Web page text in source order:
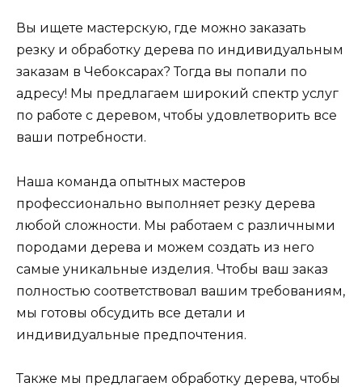
Вы ищете мастерскую, где можно заказать
резку и обработку дерева по индивидуальным
заказам в Чебоксарах? Тогда вы попали по
адресу! Мы предлагаем широкий спектр услуг
по работе с деревом, чтобы удовлетворить все
ваши потребности.
Наша команда опытных мастеров
профессионально выполняет резку дерева
любой сложности. Мы работаем с различными
породами дерева и можем создать из него
самые уникальные изделия. Чтобы ваш заказ
полностью соответствовал вашим требованиям,
мы готовы обсудить все детали и
индивидуальные предпочтения.
Также мы предлагаем обработку дерева, чтобы